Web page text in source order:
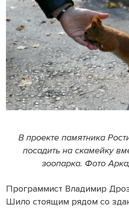
В проекте памятника
посадить на скамейку
зоопарка. Фото
Программист Владимир
Шило стоящим рядом со